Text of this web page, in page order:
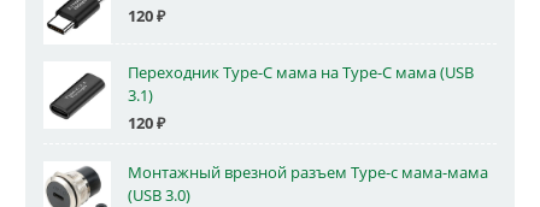
120₽
Переходник Type-C мама на Type-C мама (USB
3.1)
120₽
Монтажный врезной разъем Type-c мама-мама
(USB 3.0)